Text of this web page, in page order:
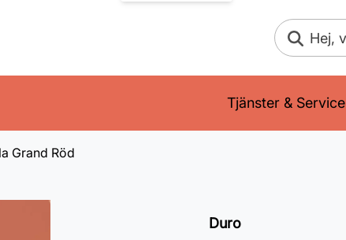
Sök
Tjänster & Service
Grand Röd
Duro